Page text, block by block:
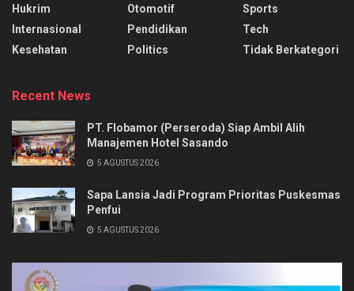
Hukrim
Internasional
Kesehatan
Otomotif
Pendidikan
Politics
Sports
Tech
Tidak Berkategori
Recent News
PT. Flobamor (Perseroda) Siap Ambil Alih
Manajemen Hotel Sasando
5 AGUSTUS 2026
Sapa Lansia Jadi Program Prioritas Puskesmas
Penfui
5 AGUSTUS 2026